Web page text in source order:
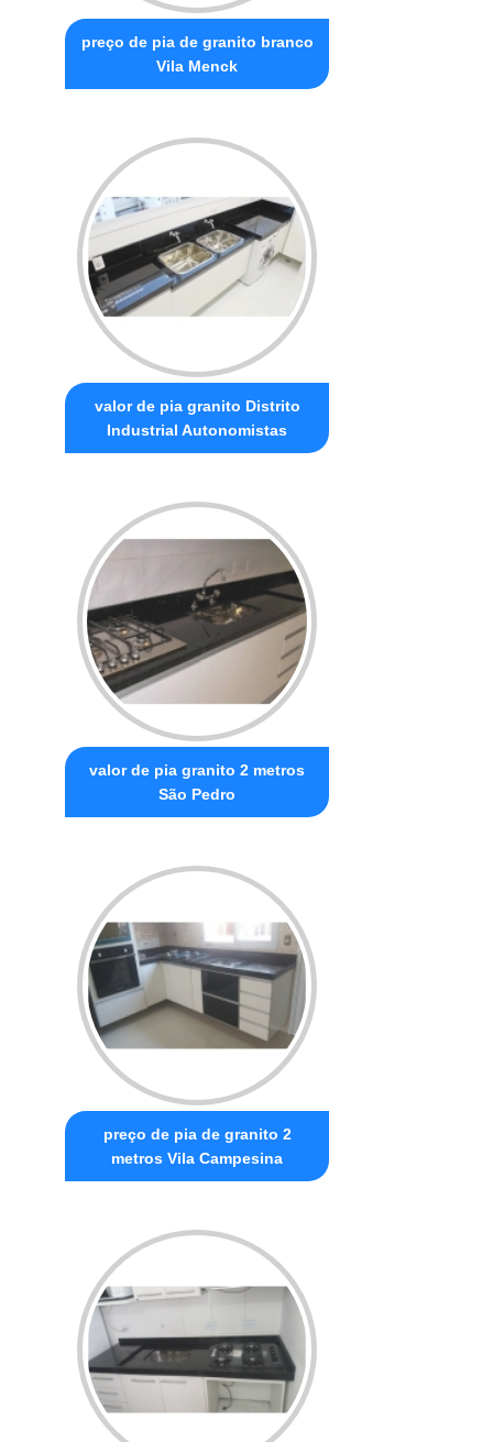
preço de pia de granito branco
Vila Menck
valor de pia granito Distrito
Industrial Autonomistas
valor de pia granito 2 metros
São Pedro
preço de pia de granito 2
metros Vila Campesina